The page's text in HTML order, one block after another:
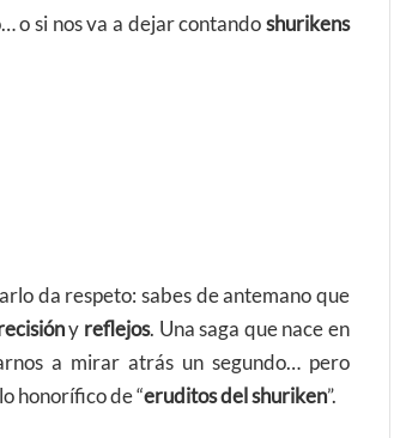
o si nos va a dejar contando shurikens
da respeto: sabes de antemano que
y reflejos. Una saga que nace en
a mirar atrás un segundo… pero
honorífico de “eruditos del shuriken”.